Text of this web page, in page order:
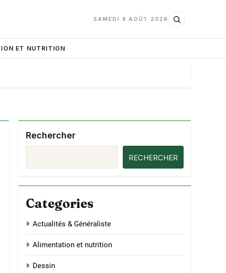
SAMEDI 8 AOÛT 2026
ET NUTRITION
Rechercher
RECHERCHER
Categories
Actualités & Généraliste
Alimentation et nutrition
Dessin